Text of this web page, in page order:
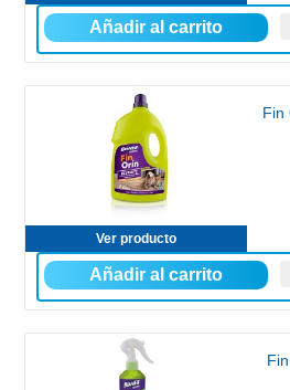
Ver producto
Fin